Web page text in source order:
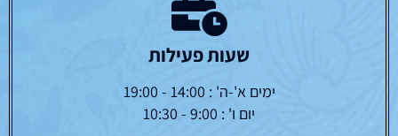
שעות פעילות
ימים א'-ה' : 14:00 - 19:00
יום ו' : 9:00 - 10:30